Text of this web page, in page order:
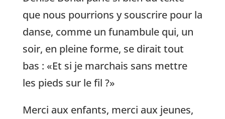
que nous pourrions y souscrire pour la
danse, comme un funambule qui, un
soir, en pleine forme, se dirait tout
bas : «Et si je marchais sans mettre
les pieds sur le fil ?»
Merci aux enfants, merci aux jeunes,